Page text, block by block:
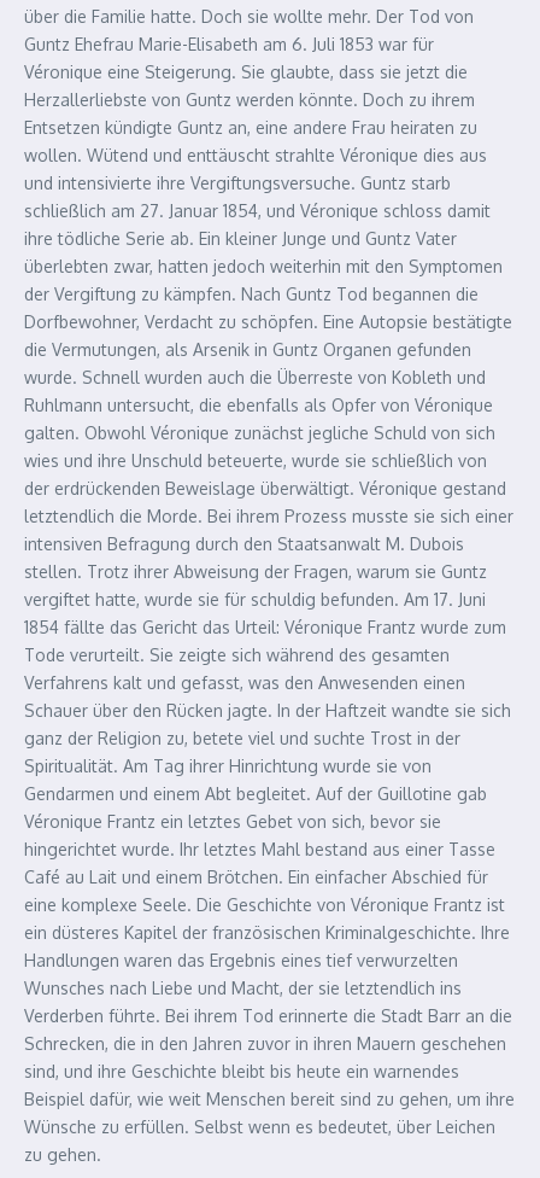
über die Familie hatte. Doch sie wollte mehr. Der Tod von
Guntz Ehefrau Marie-Elisabeth am 6. Juli 1853 war für
Véronique eine Steigerung. Sie glaubte, dass sie jetzt die
Herzallerliebste von Guntz werden könnte. Doch zu ihrem
Entsetzen kündigte Guntz an, eine andere Frau heiraten zu
wollen. Wütend und enttäuscht strahlte Véronique dies aus
und intensivierte ihre Vergiftungsversuche. Guntz starb
schließlich am 27. Januar 1854, und Véronique schloss damit
ihre tödliche Serie ab. Ein kleiner Junge und Guntz Vater
überlebten zwar, hatten jedoch weiterhin mit den Symptomen
der Vergiftung zu kämpfen. Nach Guntz Tod begannen die
Dorfbewohner, Verdacht zu schöpfen. Eine Autopsie bestätigte
die Vermutungen, als Arsenik in Guntz Organen gefunden
wurde. Schnell wurden auch die Überreste von Kobleth und
Ruhlmann untersucht, die ebenfalls als Opfer von Véronique
galten. Obwohl Véronique zunächst jegliche Schuld von sich
wies und ihre Unschuld beteuerte, wurde sie schließlich von
der erdrückenden Beweislage überwältigt. Véronique gestand
letztendlich die Morde. Bei ihrem Prozess musste sie sich einer
intensiven Befragung durch den Staatsanwalt M. Dubois
stellen. Trotz ihrer Abweisung der Fragen, warum sie Guntz
vergiftet hatte, wurde sie für schuldig befunden. Am 17. Juni
1854 fällte das Gericht das Urteil: Véronique Frantz wurde zum
Tode verurteilt. Sie zeigte sich während des gesamten
Verfahrens kalt und gefasst, was den Anwesenden einen
Schauer über den Rücken jagte. In der Haftzeit wandte sie sich
ganz der Religion zu, betete viel und suchte Trost in der
Spiritualität. Am Tag ihrer Hinrichtung wurde sie von
Gendarmen und einem Abt begleitet. Auf der Guillotine gab
Véronique Frantz ein letztes Gebet von sich, bevor sie
hingerichtet wurde. Ihr letztes Mahl bestand aus einer Tasse
Café au Lait und einem Brötchen. Ein einfacher Abschied für
eine komplexe Seele. Die Geschichte von Véronique Frantz ist
ein düsteres Kapitel der französischen Kriminalgeschichte. Ihre
Handlungen waren das Ergebnis eines tief verwurzelten
Wunsches nach Liebe und Macht, der sie letztendlich ins
Verderben führte. Bei ihrem Tod erinnerte die Stadt Barr an die
Schrecken, die in den Jahren zuvor in ihren Mauern geschehen
sind, und ihre Geschichte bleibt bis heute ein warnendes
Beispiel dafür, wie weit Menschen bereit sind zu gehen, um ihre
Wünsche zu erfüllen. Selbst wenn es bedeutet, über Leichen
zu gehen.